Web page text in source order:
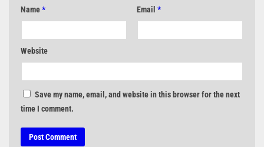
Name* Email *
Website
Save my name, email, and website in this browser for the next
time I comment.